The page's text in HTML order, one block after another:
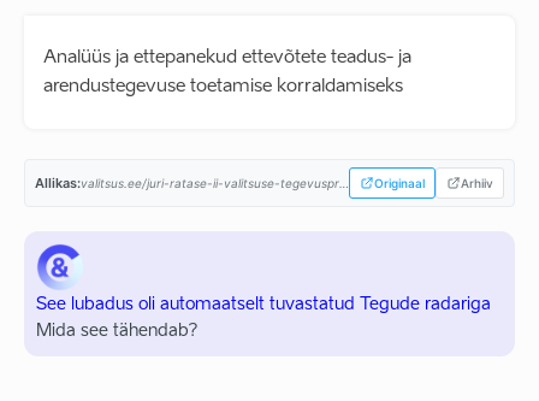
Analüüs ja ettepanekud ettevõtete teadus- ja
arendustegevuse toetamise korraldamiseks
Allikas: Originaal Arhiiv
See lubadus oli automaatselt tuvastatud Tegude radariga
Mida see tähendab?